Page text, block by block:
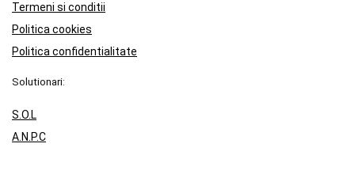
Termeni si conditii
Politica cookies
Politica confidentialitate
Solutionari:
S.O.L
A.N.P.C